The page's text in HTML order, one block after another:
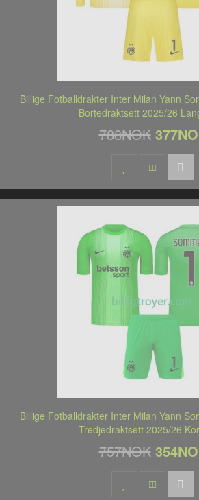
Billige Fotballdrakter Inter Milan Yann
Bortedraktsett 2025/26
788NOK
Billige Fotballdrakter Inter Milan Yann
Tredjedraktsett 2025/26
757NOK